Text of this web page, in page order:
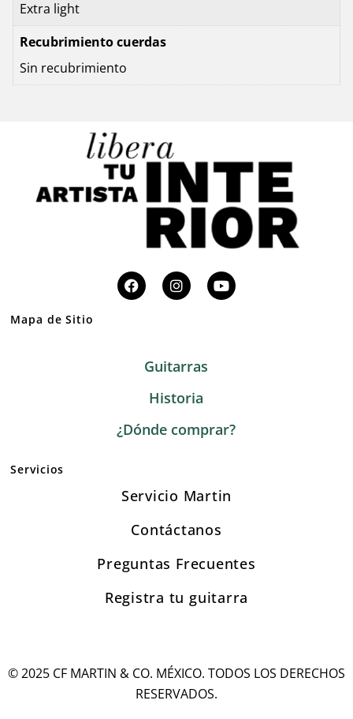
Extra light
Recubrimiento cuerdas
Sin recubrimiento
Mapa de Sitio
Guitarras
Historia
¿Dónde comprar?
Servicios
Servicio Martin
Contáctanos
Preguntas Frecuentes
Registra tu guitarra
© 2025 CF MARTIN & CO. MÉXICO. TODOS LOS DERECHOS
RESERVADOS.